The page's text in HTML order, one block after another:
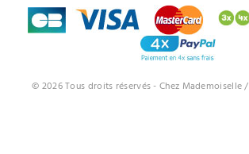
© 2026 Tous droits réservés - Chez Mademoiselle /